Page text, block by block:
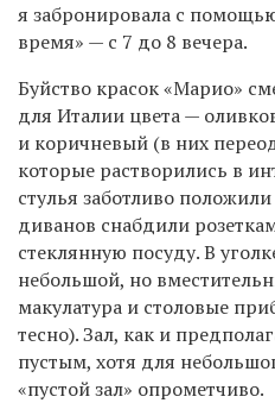
я забронировала с
время» — с 7 до 8 вечера.
Буйство красок «Марио»
для Италии цвета —
и коричневый (в них
которые растворились в
стулья заботливо
диванов снабдили
стеклянную посуду. В
небольшой, но
макулатура и столовые
тесно). Зал, как и
пустым, хотя для
«пустой зал» опрометчиво.